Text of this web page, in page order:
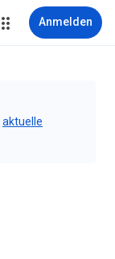
Anmelden
aktuelle